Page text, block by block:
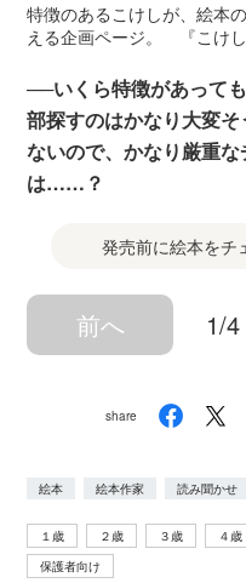
特徴のあるこけしが、絵本
える企画ページ。 『こけ
──いくら特徴があって
部探すのはかなり大変
ないので、かなり厳重
は……？
発売前に絵本を
前へ 1/4
share
絵本 絵本作家 読み聞かせ
１歳 ２歳 ３歳 ４歳
保護者向け